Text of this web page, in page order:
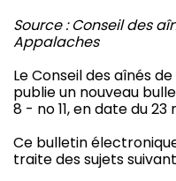
Source : Conseil des
Appalaches
Le Conseil des aînés
publie un nouveau
8 - no 11, en date du 23
Ce bulletin
traite des sujets